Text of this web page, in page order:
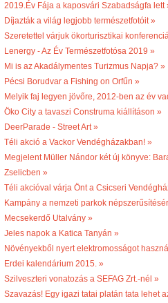
2019.Év Fája a kaposvári Szabadságfa lett
Díjazták a világ legjobb természetfotóit »
Szeretettel várjuk ökorturisztikai
Lenergy - Az Év Természetfotósa 2019 »
Mi is az Akadálymentes Turizmus Napja? »
Pécsi Borudvar a Fishing on Orfűn »
Melyik faj legyen jövőre, 2012-ben az év
Öko City a tavaszi Construma kiállításon »
DeerParade - Street Art »
Téli akció a Vackor Vendégházakban! »
Megjelent Müller Nándor két új könyve:
Zselicben »
Téli akcióval várja Önt a Csicseri
Kampány a nemzeti parkok
Mecsekerdő Utalvány »
Jeles napok a Katica Tanyán »
Növényekből nyert elektromosságot
Erdei kalendárium 2015. »
Szilveszteri vonatozás a SEFAG Zrt.-nél »
Szavazás! Egy igazi tatai platán tata lehet